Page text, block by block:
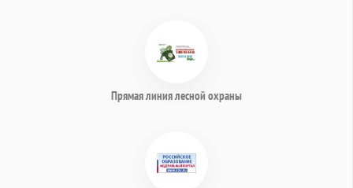
Прямая линия лесной охраны